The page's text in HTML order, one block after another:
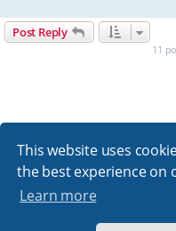
This website uses
the best experience on
Learn more
Post Reply
11
Board index